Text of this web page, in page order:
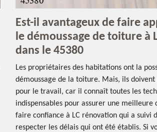
Est-il avantageux de faire
le démoussage de toiture à
dans le 45380
Les propriétaires des habitations ont la
démoussage de la toiture. Mais, ils
pour le travail, car il connaît toutes les
indispensables pour assurer une meilleure
faire confiance à LC rénovation qui a suivi
respecter les délais qui ont été établis. Si